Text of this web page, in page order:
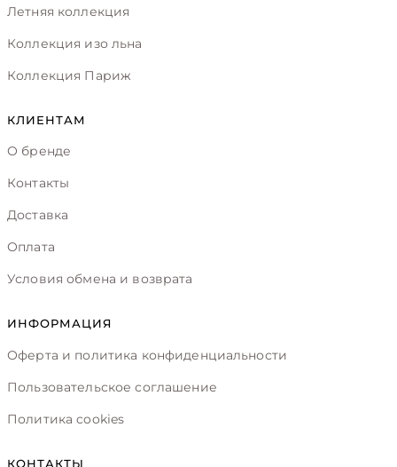
Летняя коллекция
Коллекция изо льна
Коллекция Париж
КЛИЕНТАМ
О бренде
Контакты
Доставка
Оплата
Условия обмена и возврата
ИНФОРМАЦИЯ
Оферта и политика конфиденциальности
Пользовательское соглашение
Политика cookies
КОНТАКТЫ